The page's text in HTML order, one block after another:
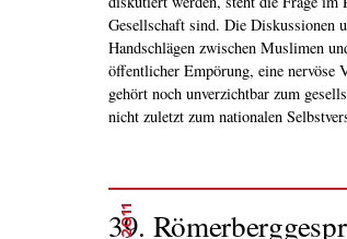
Gesellschaft sind. Die Diskussionen um Burka-Verbote, die Verweigerung von
Handschlägen zwischen Muslimen
öffentlicher Empörung, eine nervöse
gehört noch unverzichtbar zum
nicht zuletzt zum nationalen
Gesellschaft? Und wie soll ein liberaler Rechtsstaat mit den Herausforderungen
gelebter und beanspruchter
ertragen, wieviel Einheit müssen
2011
39.